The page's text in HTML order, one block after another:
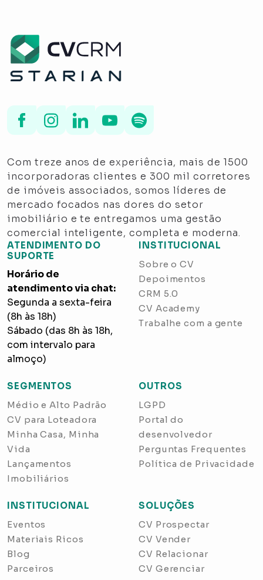
Com treze anos de experiência, mais de 1500
incorporadoras clientes e 300 mil corretores
de imóveis associados, somos líderes de
mercado focados nas dores do setor
imobiliário e te entregamos uma gestão
comercial inteligente, completa e moderna.
INSTITUCIONAL
Sobre o CV
Depoimentos
CRM 5.0
CV Academy
Trabalhe com a gente
SEGMENTOS
Médio e Alto Padrão
CV para Loteadora
Minha Casa, Minha
Vida
Lançamentos
Imobiliários
OUTROS
LGPD
Portal do
desenvolvedor
Perguntas Frequentes
Política de Privacidade
INSTITUCIONAL
Eventos
Materiais Ricos
Blog
Parceiros
SOLUÇÕES
CV Prospectar
CV Vender
CV Relacionar
CV Gerenciar
ATENDIMENTO DO
SUPORTE
Horário de
atendimento via chat:
Segunda a sexta-feira
(8h às 18h)
Sábado (das 8h às 18h,
com intervalo para
almoço)